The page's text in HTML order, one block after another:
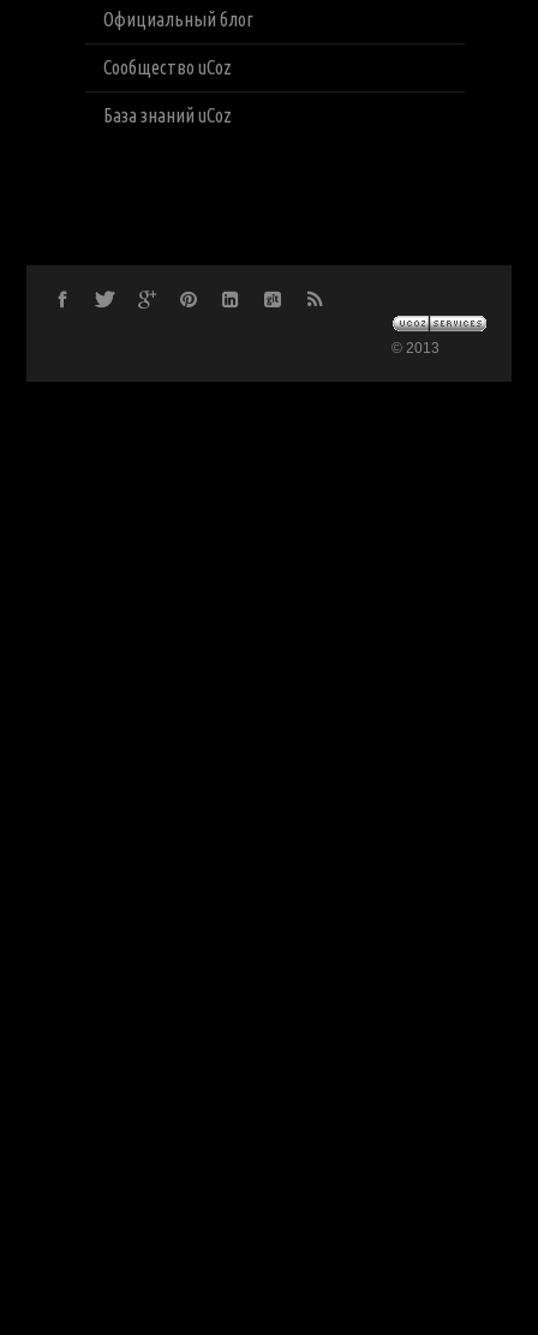
Официальный блог
Сообщество uCoz
База знаний uCoz
© 2013